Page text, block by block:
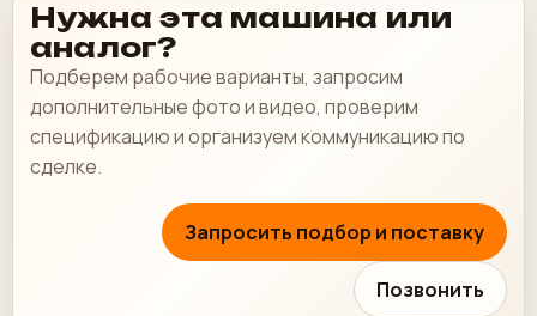
Нужна эта машина или
аналог?
Подберем рабочие варианты, запросим
дополнительные фото и видео, проверим
спецификацию и организуем коммуникацию по
сделке.
Запросить подбор и поставку
Позвонить